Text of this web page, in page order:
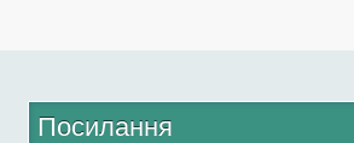
Посилання